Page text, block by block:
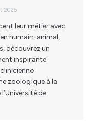
2025
leur métier avec
humain-animal,
découvrez un
inspirante.
zoologique à la
de